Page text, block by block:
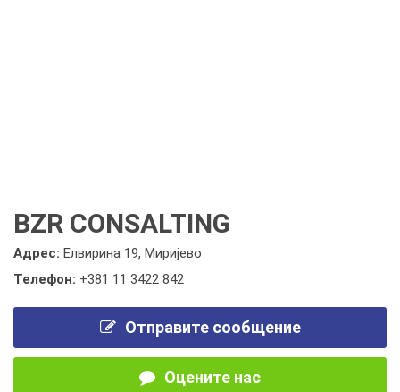
BZR CONSALTING
Адрес: Елвирина 19, Миријево
Телефон: +381 11 3422 842
Отправите сообщение
Оцените нас